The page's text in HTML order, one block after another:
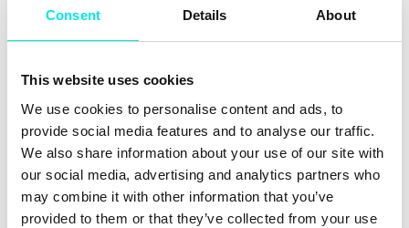
Consent Details About
This website uses cookies
We use cookies to personalise content and ads, to
provide social media features and to analyse our traffic.
We also share information about your use of our site with
our social media, advertising and analytics partners who
may combine it with other information that you’ve
provided to them or that they’ve collected from your use
Veja Campo Leather
1.311,75 kr 1.749,00 kr
Veja Paulistana J-Mesh
1.424,25 kr 1.899,00 kr